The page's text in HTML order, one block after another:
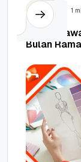
Bisnis 1
Jadi
Bulan